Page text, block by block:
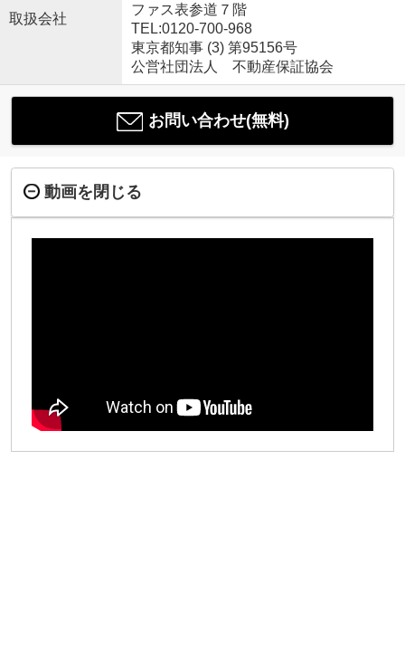
取扱会社
ファス表参道７階
TEL:0120-700-968
東京都知事 (3) 第95156号
公営社団法人 不動産保証協会
お問い合わせ(無料)
動画を閉じる